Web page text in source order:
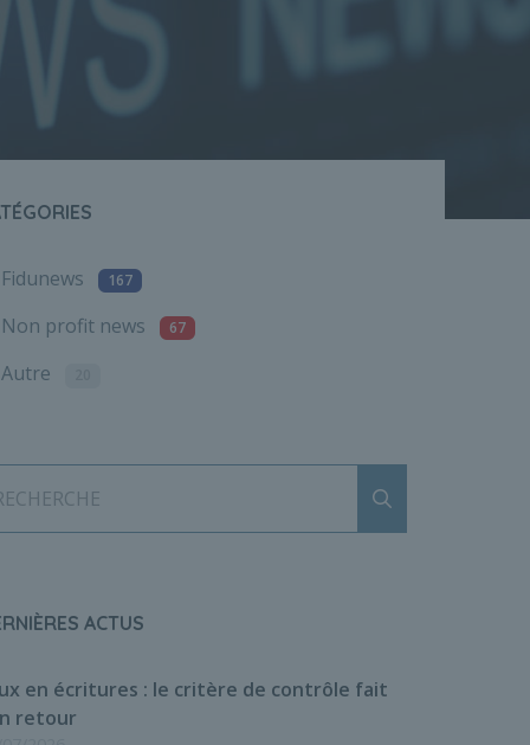
Fidunews 167
Non profit news 67
Autre
ACTUS
en écritures : le critère de contrôle fait
retour